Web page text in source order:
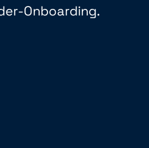
Onboarding.